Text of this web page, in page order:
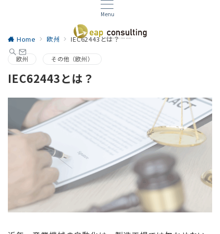
Menu
Home 欧州 IEC62443とは？
欧州 その他（欧州）
IEC62443とは？